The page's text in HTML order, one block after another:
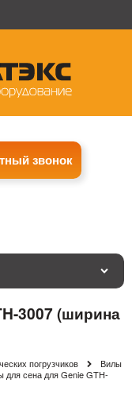
звонок
3007 (ширина
погрузчиков
Вилы
для сена для Genie GTH-